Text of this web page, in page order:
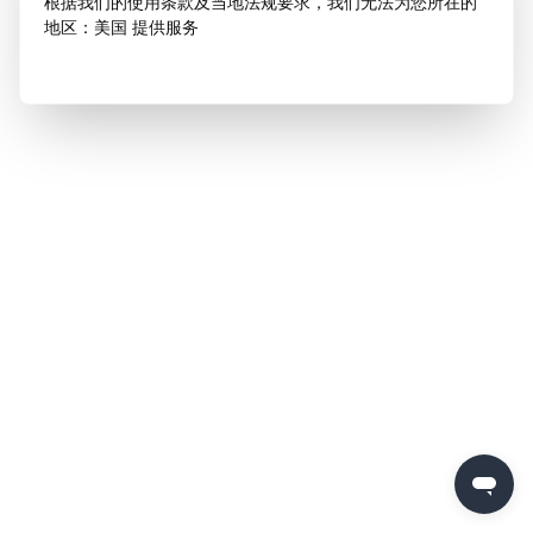
地区：美国 提供服务